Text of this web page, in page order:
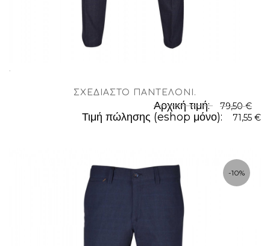
.
ΣΧΕΔΙΑΣΤΌ ΠΑΝΤΕΛΌΝΙ .
Αρχική τιμή: 79,50 €
Τιμή πώλησης (eshop μόνο): 71,55 €
-10%